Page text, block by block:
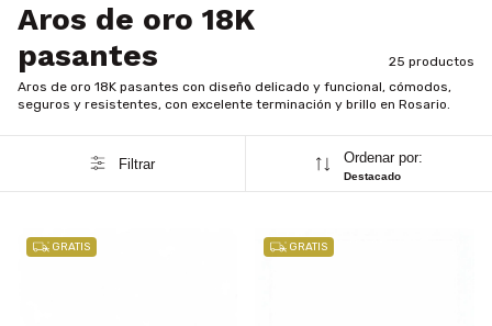
Aros de oro 18K
pasantes
25 productos
Aros de oro 18K pasantes con diseño delicado y funcional, cómodos,
seguros y resistentes, con excelente terminación y brillo en Rosario.
Filtrar Ordenar por:
Destacado
GRATIS GRATIS